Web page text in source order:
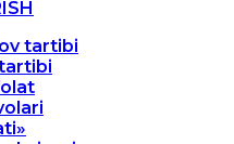
tartibi